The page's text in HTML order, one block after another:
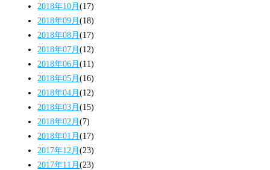
2018年10月(17)
2018年09月(18)
2018年08月(17)
2018年07月(12)
2018年06月(11)
2018年05月(16)
2018年04月(12)
2018年03月(15)
2018年02月(7)
2018年01月(17)
2017年12月(23)
2017年11月(23)